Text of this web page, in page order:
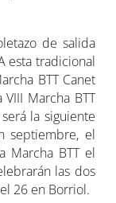
de salida
esta tradicional
BTT Canet
Marcha BTT
la siguiente
septiembre, el
Marcha BTT el
las dos
26 en Borriol.